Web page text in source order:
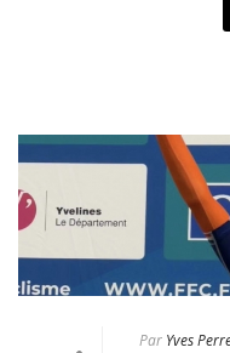
Par Yves